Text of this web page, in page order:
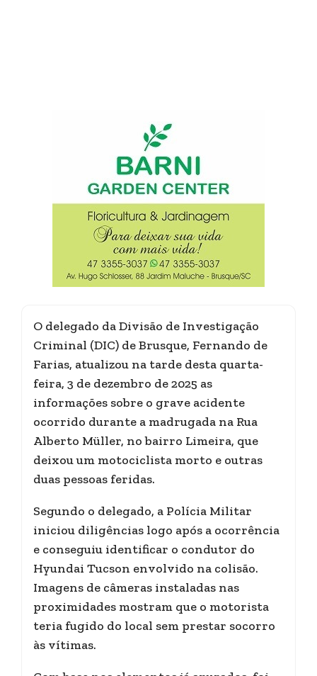
O delegado da Divisão de Investigação
Criminal (DIC) de Brusque, Fernando de
Farias, atualizou na tarde desta quarta-
feira, 3 de dezembro de 2025 as
informações sobre o grave acidente
ocorrido durante a madrugada na Rua
Alberto Müller, no bairro Limeira, que
deixou um motociclista morto e outras
duas pessoas feridas.
Segundo o delegado, a Polícia Militar
iniciou diligências logo após a ocorrência
e conseguiu identificar o condutor do
Hyundai Tucson envolvido na colisão.
Imagens de câmeras instaladas nas
proximidades mostram que o motorista
teria fugido do local sem prestar socorro
às vítimas.